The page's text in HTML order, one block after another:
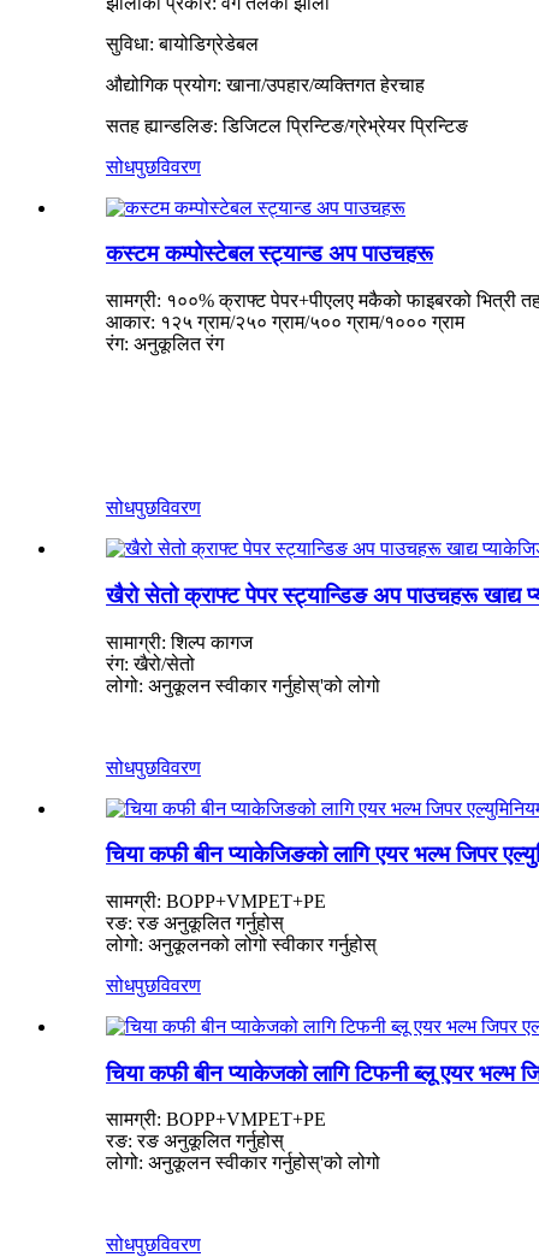
सुविधा: बायोडिग्रेडेबल
औद्योगिक प्रयोग: खाना/उपहार/व्यक्तिगत हेरचाह
सतह ह्यान्डलिङ: डिजिटल प्रिन्टिङ/ग्रेभ्रेयर प्रिन्टिङ
सोधपुछविवरण
कस्टम कम्पोस्टेबल स्ट्यान्ड अप पाउचहरू
सामग्री: १००% क्राफ्ट पेपर+पीएलए मकैको फाइबरको भित्री
आकार: १२५ ग्राम/२५० ग्राम/५०० ग्राम/१००० ग्राम
रंग: अनुकूलित रंग
सोधपुछविवरण
खैरो सेतो क्राफ्ट पेपर स्ट्यान्डिङ अप पाउचहरू खाद्य
सामाग्री: शिल्प कागज
रंग: खैरो/सेतो
लोगो: अनुकूलन स्वीकार गर्नुहोस्'को लोगो
सोधपुछविवरण
चिया कफी बीन प्याकेजिङको लागि एयर भल्भ जिपर
सामग्री: BOPP+VMPET+PE
रङ: रङ अनुकूलित गर्नुहोस्
लोगो: अनुकूलनको लोगो स्वीकार गर्नुहोस्
सोधपुछविवरण
चिया कफी बीन प्याकेजको लागि टिफनी ब्लू एयर भल्भ
सामग्री: BOPP+VMPET+PE
रङ: रङ अनुकूलित गर्नुहोस्
लोगो: अनुकूलन स्वीकार गर्नुहोस्'को लोगो
सोधपुछविवरण